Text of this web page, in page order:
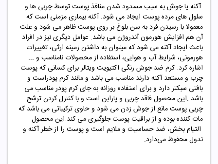
آکنه یا جوش به سبب مسدود شدن منافذ پوست توسط چربی ها و
سلول های مرده پوست ایجاد می شود. آکنه بیماری مزمنی است که
معمولا با رسیدن فرد به سن بلوغ بر روی پوست ظاهر می شود و علت
آن هم افزایش هورمون آندروژن می باشد. عوامل دیگری نیز در افراد
باعث ایجاد آکنه می شود که میتوان به داشتن زمینه ارثی، تغییرات
هورمونی، شرایط آب و هوایی، استفاده از محصولات نامناسب و ...
اشاره کرد. کرم ضد جوش رنگی اکتیویت ویتالر برای کسانی که پوست
چرب و مستعد آکنه دارند مناسب می باشد و مانند کرم پودراست و
بافتی سبکتر دارد و برای استفاده روزانه به جای کرم پودر مناسب می
باشد .این محصول فاقد چربی و پارابن است و با کنترل کردن ترشح
چربی پوست مانع از جوش زدن می شود و حاوی ترکیباتی می باشد که
مات کننده بوده و از براقیت پوست جلوگیری می کند.این محصول
التیام بخش، ضد حساسیت و ملایم است و پوست را از خطر آکنه و
ندول محفوظ می‌دارد.